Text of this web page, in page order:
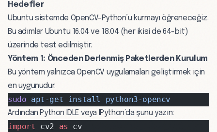
Hedefler
Ubuntu sistemde OpenCV-Python’u kurmayı öğreneceğiz.
Bu adımlar Ubuntu 16.04 ve 18.04 (her ikisi de 64-bit)
üzerinde test edilmiştir.
Yöntem 1: Önceden Derlenmiş Paketlerden Kurulum
Bu yöntem yalnızca OpenCV uygulamaları geliştirmek için
en uygunudur.
sudo apt-get install python3-opencv
Ardından Python IDLE veya IPython’da şunu yazın:
import cv2 as cv